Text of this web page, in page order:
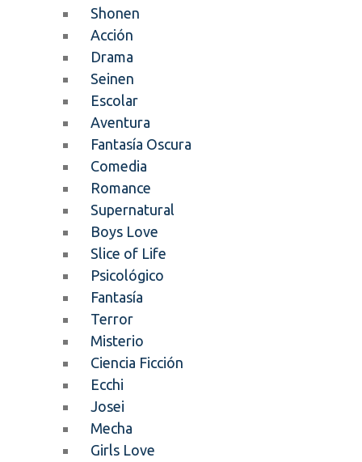
Shonen
Acción
Drama
Seinen
Escolar
Aventura
Fantasía Oscura
Comedia
Romance
Supernatural
Boys Love
Slice of Life
Psicológico
Fantasía
Terror
Misterio
Ciencia Ficción
Ecchi
Josei
Mecha
Girls Love